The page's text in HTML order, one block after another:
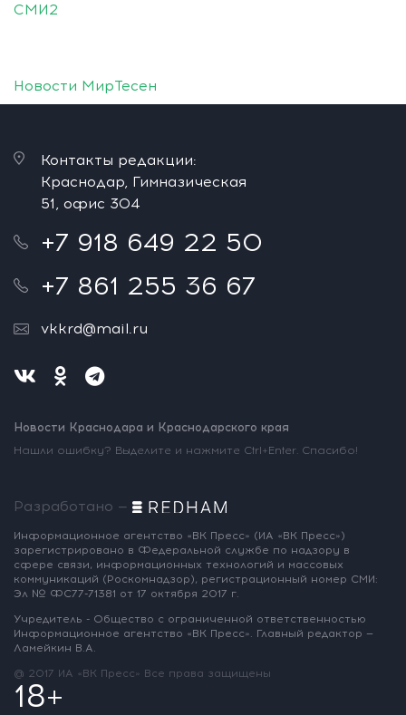
СМИ2
Новости МирТесен
Контакты редакции:
Краснодар, Гимназическая
51, офис 304
+7 918 649 22 50
+7 861 255 36 67
vkkrd@mail.ru
Новости Краснодара и Краснодарского края
Нашли ошибку? Выделите и нажмите Ctrl+Enter. Спасибо!
Разработано —
Информационное агентство «ВК Пресс» (ИА «ВК Пресс»)
зарегистрировано в Федеральной службе по надзору в
сфере связи, информационных технологий и массовых
коммуникаций (Роскомнадзор), регистрационный номер СМИ:
Эл № ФС77-71381 от 17 октября 2017 г.
Учредитель - Общество с ограниченной ответственностью
Информационное агентство «ВК Пресс». Главный редактор —
Ламейкин В.А.
@ 2017 ИА «ВК Пресс» Все права защищены
18+